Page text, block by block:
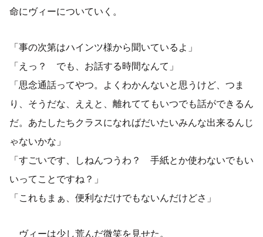
命にヴィーについていく。
「事の次第はハインツ様から聞いているよ」
「えっ？ でも、お話する時間なんて」
「思念通話ってやつ。よくわかんないと思うけど、つま
り、そうだな、ええと、離れててもいつでも話ができるん
だ。あたしたちクラスになればだいたいみんな出来るんじ
ゃないかな」
「すごいです、しねんつうわ？ 手紙とか使わないでもい
いってことですね？」
「これもまぁ、便利なだけでもないんだけどさ」
ヴィーは少し荒んだ微笑を見せた。